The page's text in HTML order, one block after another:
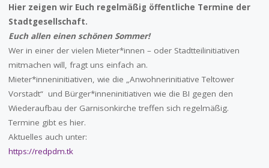
Hier zeigen wir Euch regelmäßig öffentliche Termine der
Stadtgesellschaft.
Euch allen einen schönen Sommer!
Wer in einer der vielen Mieter*innen – oder Stadtteilinitiativen
mitmachen will, fragt uns einfach an.
Mieter*inneninitiativen, wie die „Anwohnerinitiative Teltower
Vorstadt“ und Bürger*inneninitiativen wie die BI gegen den
Wiederaufbau der Garnisonkirche treffen sich regelmäßig.
Termine gibt es hier.
Aktuelles auch unter:
https://redpdm.tk